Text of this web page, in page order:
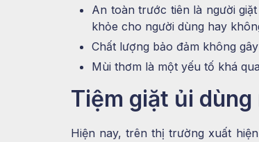
An toàn trước tiên là người
khỏe cho người dùng hay
Chất lượng bảo đảm không
Mùi thơm là một yếu tố khá
Tiệm giặt ủi
Hiện nay, trên thị trường xuất